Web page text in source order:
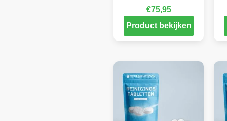
€75,95
Product bekijken